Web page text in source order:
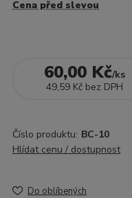
Cena před slevou
60,00 Kč/ks
49,59 Kč bez DPH
Číslo produktu: BC-10
Hlídat cenu / dostupnost
Do oblíbených